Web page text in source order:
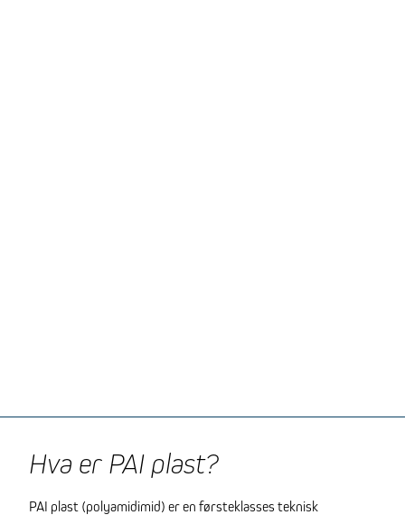
Hva er PAI plast?
PAI plast (polyamidimid) er en førsteklasses teknisk